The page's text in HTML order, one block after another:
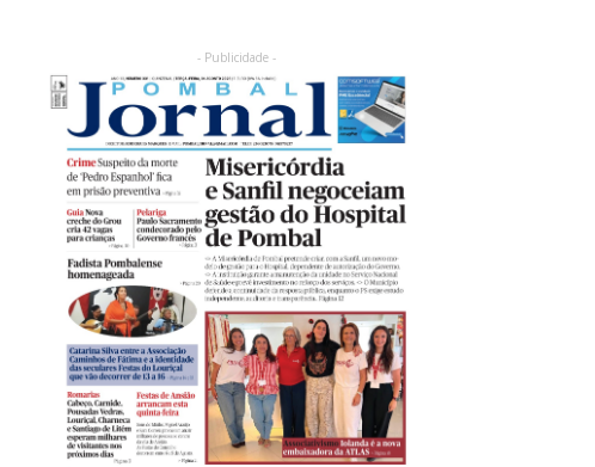
- Publicidade -